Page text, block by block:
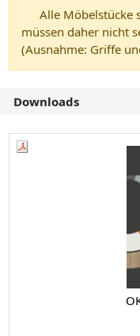
Alle Möbelstücke
müssen daher nicht
(Ausnahme: Griffe
Downloads